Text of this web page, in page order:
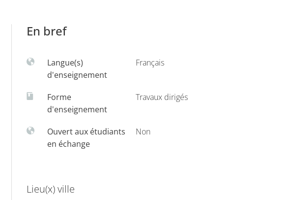
En bref
Langue(s)
d'enseignement
Français
Forme
d'enseignement
Travaux dirigés
Ouvert aux étudiants
en échange
Non
Lieu(x) ville